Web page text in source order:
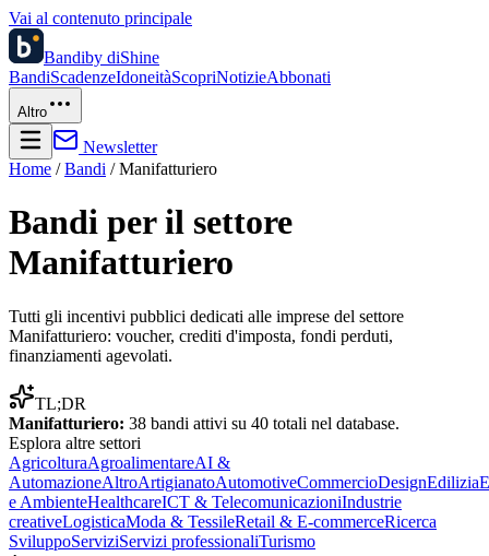
Vai al contenuto principale
Bandiby diShine
BandiScadenzeIdoneitàScopriNotizieAbbonati
Altro
Newsletter
Home /Bandi /Manifatturiero
Bandi per il settore
Manifatturiero
Tutti gli incentivi pubblici dedicati alle imprese del settore
Manifatturiero: voucher, crediti d'imposta, fondi perduti,
finanziamenti agevolati.
TL;DR
Manifatturiero: 38 bandi attivi su 40 totali nel database.
Esplora altre settori
AgricolturaAgroalimentareAI &
AutomazioneAltroArtigianatoAutomotiveCommercioDesignEdilizia
e AmbienteHealthcareICT & TelecomunicazioniIndustrie
creativeLogisticaModa & TessileRetail & E-commerceRicerca
SviluppoServiziServizi professionaliTurismo